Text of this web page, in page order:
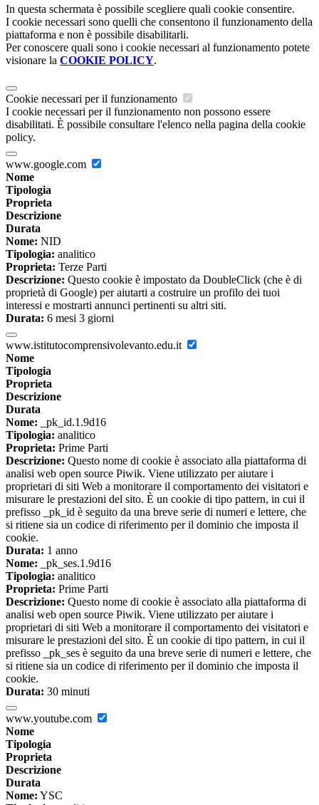
In questa schermata è possibile scegliere quali cookie consentire.
I cookie necessari sono quelli che consentono il funzionamento della
piattaforma e non è possibile disabilitarli.
Per conoscere quali sono i cookie necessari al funzionamento potete
visionare la COOKIE POLICY.
Cookie necessari per il funzionamento
I cookie necessari per il funzionamento non possono essere
disabilitati. È possibile consultare l'elenco nella pagina della cookie
policy.
www.google.com
Nome
Tipologia
Proprieta
Descrizione
Durata
Nome: NID
Tipologia: analitico
Proprieta: Terze Parti
Descrizione: Questo cookie è impostato da DoubleClick (che è di
proprietà di Google) per aiutarti a costruire un profilo dei tuoi
interessi e mostrarti annunci pertinenti su altri siti.
Durata: 6 mesi 3 giorni
www.istitutocomprensivolevanto.edu.it
Nome
Tipologia
Proprieta
Descrizione
Durata
Nome: _pk_id.1.9d16
Tipologia: analitico
Proprieta: Prime Parti
Descrizione: Questo nome di cookie è associato alla piattaforma di
analisi web open source Piwik. Viene utilizzato per aiutare i
proprietari di siti Web a monitorare il comportamento dei visitatori e
misurare le prestazioni del sito. È un cookie di tipo pattern, in cui il
prefisso _pk_id è seguito da una breve serie di numeri e lettere, che
si ritiene sia un codice di riferimento per il dominio che imposta il
cookie.
Durata: 1 anno
Nome: _pk_ses.1.9d16
Tipologia: analitico
Proprieta: Prime Parti
Descrizione: Questo nome di cookie è associato alla piattaforma di
analisi web open source Piwik. Viene utilizzato per aiutare i
proprietari di siti Web a monitorare il comportamento dei visitatori e
misurare le prestazioni del sito. È un cookie di tipo pattern, in cui il
prefisso _pk_ses è seguito da una breve serie di numeri e lettere, che
si ritiene sia un codice di riferimento per il dominio che imposta il
cookie.
Durata: 30 minuti
www.youtube.com
Nome
Tipologia
Proprieta
Descrizione
Durata
Nome: YSC